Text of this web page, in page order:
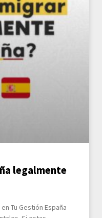
legalmente
Tu Gestión España